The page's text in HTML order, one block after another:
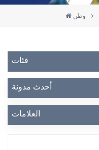
وطن
فئات
أحدث مدونة
العلامات